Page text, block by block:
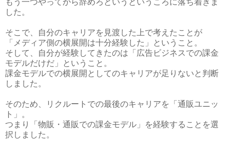
した。
そこで、自分のキャリアを見渡した上で考えたことが
「メディア側の横展開は十分経験した」ということ。
そして、自分が経験してきたのは「広告ビジネスでの課金
モデルだけだ」ということ。
課金モデルでの横展開としてのキャリアが足りないと判断
しました。
そのため、リクルートでの最後のキャリアを「通販ユニッ
ト」。
つまり「物販・通販での課金モデル」を経験することを選
択しました。